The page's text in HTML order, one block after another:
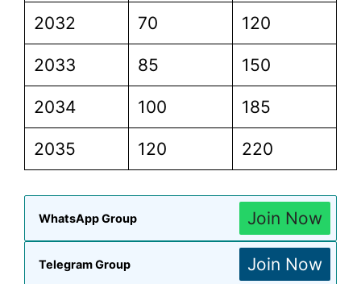
2032 70 120
2033 85 150
2034 100 185
2035 120 220
WhatsApp Group Join Now
Telegram Group Join Now